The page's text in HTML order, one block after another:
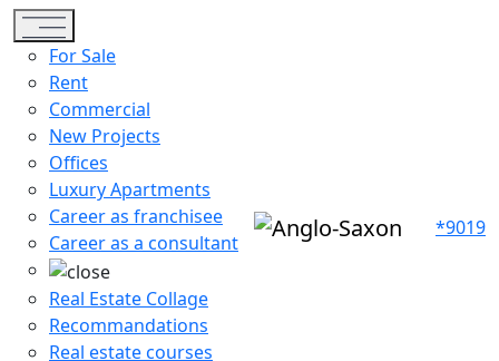
Toggle navigation
For Sale
Rent
Commercial
New Projects
Offices
Luxury Apartments
Career as franchisee
Career as a consultant
Real Estate Collage
Recommandations
Real estate courses
*9019